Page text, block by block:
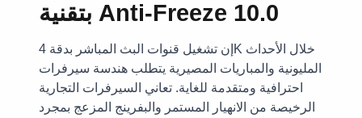
بتقنية Anti-Freeze 10.0
إن تشغيل قنوات البث المباشر بدقة 4K خلال الأحداث
المليونية والمباريات المصيرية يتطلب هندسة سيرفرات
احترافية ومتقدمة للغاية. تعاني السيرفرات التجارية
الرخيصة من الانهيار المستمر والبفرينج المزعج بمجرد